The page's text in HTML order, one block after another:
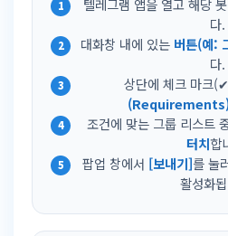
다.
대화창 내에 있는 버튼(예:
다.
상단에 체크 마크
조건에 맞는 그룹 리스트
터치합
팝업 창에서 [보내기]를 눌
활성화